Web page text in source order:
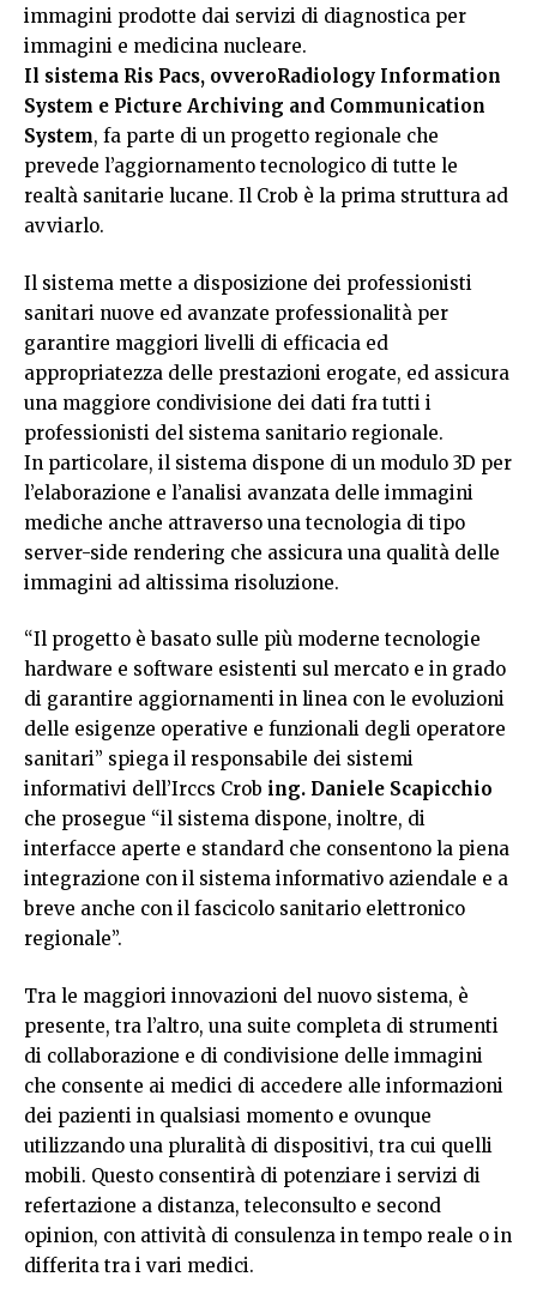
immagini prodotte dai servizi di diagnostica per
immagini e medicina nucleare.
Il sistema Ris Pacs, ovveroRadiology Information
System e Picture Archiving and Communication
System, fa parte di un progetto regionale che
prevede l’aggiornamento tecnologico di tutte le
realtà sanitarie lucane. Il Crob è la prima struttura ad
avviarlo.
Il sistema mette a disposizione dei professionisti
sanitari nuove ed avanzate professionalità per
garantire maggiori livelli di efficacia ed
appropriatezza delle prestazioni erogate, ed assicura
una maggiore condivisione dei dati fra tutti i
professionisti del sistema sanitario regionale.
In particolare, il sistema dispone di un modulo 3D per
l’elaborazione e l’analisi avanzata delle immagini
mediche anche attraverso una tecnologia di tipo
server-side rendering che assicura una qualità delle
immagini ad altissima risoluzione.
“Il progetto è basato sulle più moderne tecnologie
hardware e software esistenti sul mercato e in grado
di garantire aggiornamenti in linea con le evoluzioni
delle esigenze operative e funzionali degli operatore
sanitari” spiega il responsabile dei sistemi
informativi dell’Irccs Crob ing. Daniele Scapicchio
che prosegue “il sistema dispone, inoltre, di
interfacce aperte e standard che consentono la piena
integrazione con il sistema informativo aziendale e a
breve anche con il fascicolo sanitario elettronico
regionale”.
Tra le maggiori innovazioni del nuovo sistema, è
presente, tra l’altro, una suite completa di strumenti
di collaborazione e di condivisione delle immagini
che consente ai medici di accedere alle informazioni
dei pazienti in qualsiasi momento e ovunque
utilizzando una pluralità di dispositivi, tra cui quelli
mobili. Questo consentirà di potenziare i servizi di
refertazione a distanza, teleconsulto e second
opinion, con attività di consulenza in tempo reale o in
differita tra i vari medici.